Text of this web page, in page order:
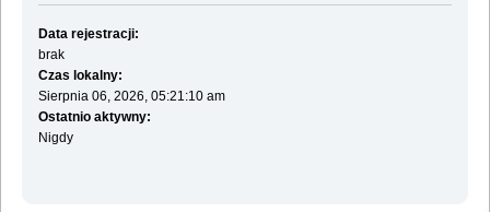
Data rejestracji:
brak
Czas lokalny:
Sierpnia 06, 2026, 05:21:10 am
Ostatnio aktywny:
Nigdy